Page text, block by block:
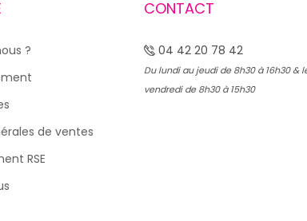
?
de ventes
RSE
CONTACT
04 42 20 78 42
Du lundi au jeudi de 8h30 à 16h30 &
vendredi de 8h30 à 15h30